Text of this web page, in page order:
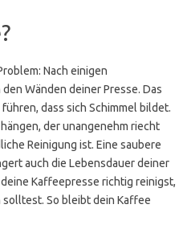
Nach einigen
Wänden deiner Presse. Das
dass sich Schimmel bildet.
der unangenehm riecht
Reinigung ist. Eine saubere
auch die Lebensdauer deiner
Kaffeepresse richtig reinigst,
So bleibt dein Kaffee